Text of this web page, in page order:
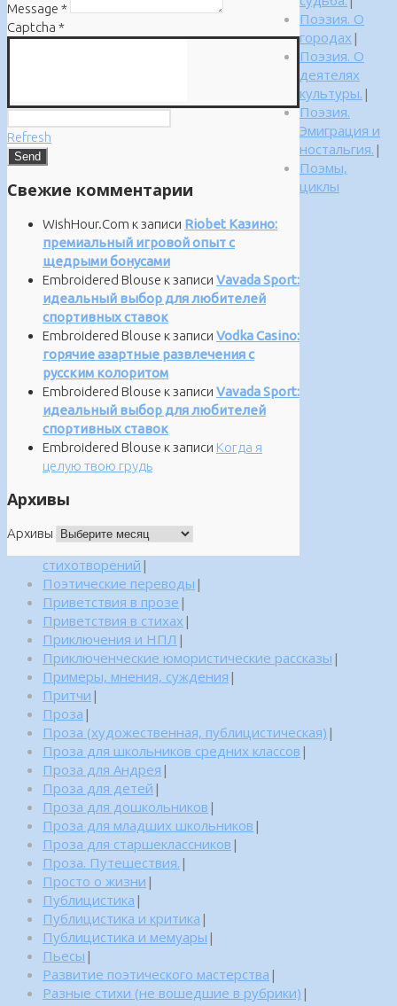
Message *
Captcha *
Refresh
Свежие комментарии
WishHour.Com к записи Riobet Казино:
премиальный игровой опыт с
щедрыми бонусами
Embroidered Blouse к записи Vavada Sport:
идеальный выбор для любителей
спортивных ставок
Embroidered Blouse к записи Vodka Casino:
горячие азартные развлечения с
русским колоритом
Embroidered Blouse к записи Vavada Sport:
идеальный выбор для любителей
спортивных ставок
Embroidered Blouse к записи Когда я
целую твою грудь
Архивы
Архивы
Поэзия. О
городах |
Поэзия. О
деятелях
культуры. |
Поэзия.
Эмиграция и
ностальгия. |
Поэмы,
циклы
стихотворений |
Поэтические переводы |
Приветствия в прозе |
Приветствия в стихах |
Приключения и НПЛ |
Приключенческие юмористические рассказы |
Примеры, мнения, суждения |
Притчи |
Проза |
Проза (художественная, публицистическая) |
Проза для школьников средних классов |
Проза для Андрея |
Проза для детей |
Проза для дошкольников |
Проза для младших школьников |
Проза для старшеклассников |
Проза. Путешествия. |
Просто о жизни |
Публицистика |
Публицистика и критика |
Публицистика и мемуары |
Пьесы |
Развитие поэтического мастерства |
Разные стихи (не вошедшие в рубрики) |